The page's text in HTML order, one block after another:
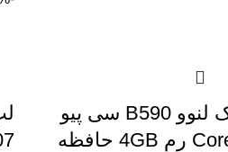
لپتاپ استوک لنوو B590 سی پیو
Core i3 3120m رم 4GB حافظه